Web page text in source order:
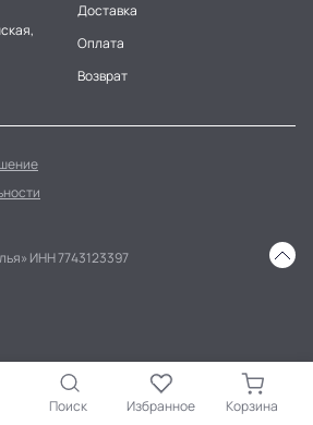
Доставка
Оплата
Возврат
ИНН 7743123397
Поиск Избранное Корзина